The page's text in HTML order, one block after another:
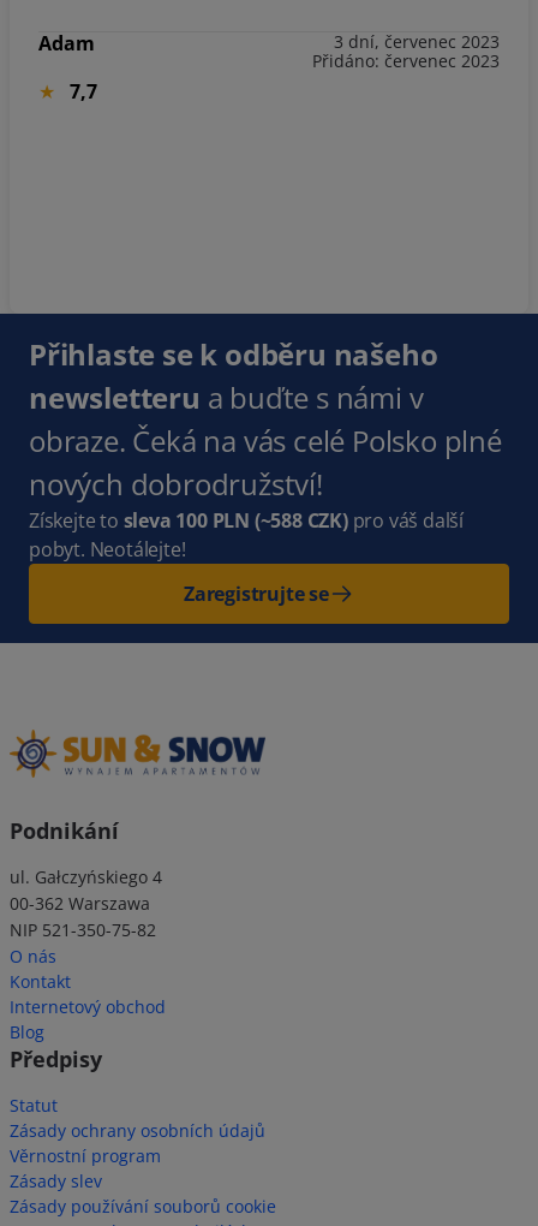
Adam
3 dní, červenec 2023
Přidáno: červenec 2023
7,7
Přihlaste se k odběru našeho
newsletteru a buďte s námi v
obraze. Čeká na vás celé Polsko plné
nových dobrodružství!
Získejte to sleva 100 PLN (~588 CZK) pro váš další
pobyt. Neotálejte!
Zaregistrujte se
Podnikání
ul. Gałczyńskiego 4
00-362 Warszawa
NIP 521-350-75-82
O nás
Kontakt
Internetový obchod
Blog
Předpisy
Statut
Zásady ochrany osobních údajů
Věrnostní program
Zásady slev
Zásady používání souborů cookie